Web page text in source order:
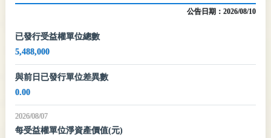
公告日期：2026/08/10
已發行受益權單位總數
5,488,000
與前日已發行單位差異數
0.00
2026/08/07
每受益權單位淨資產價值(元)